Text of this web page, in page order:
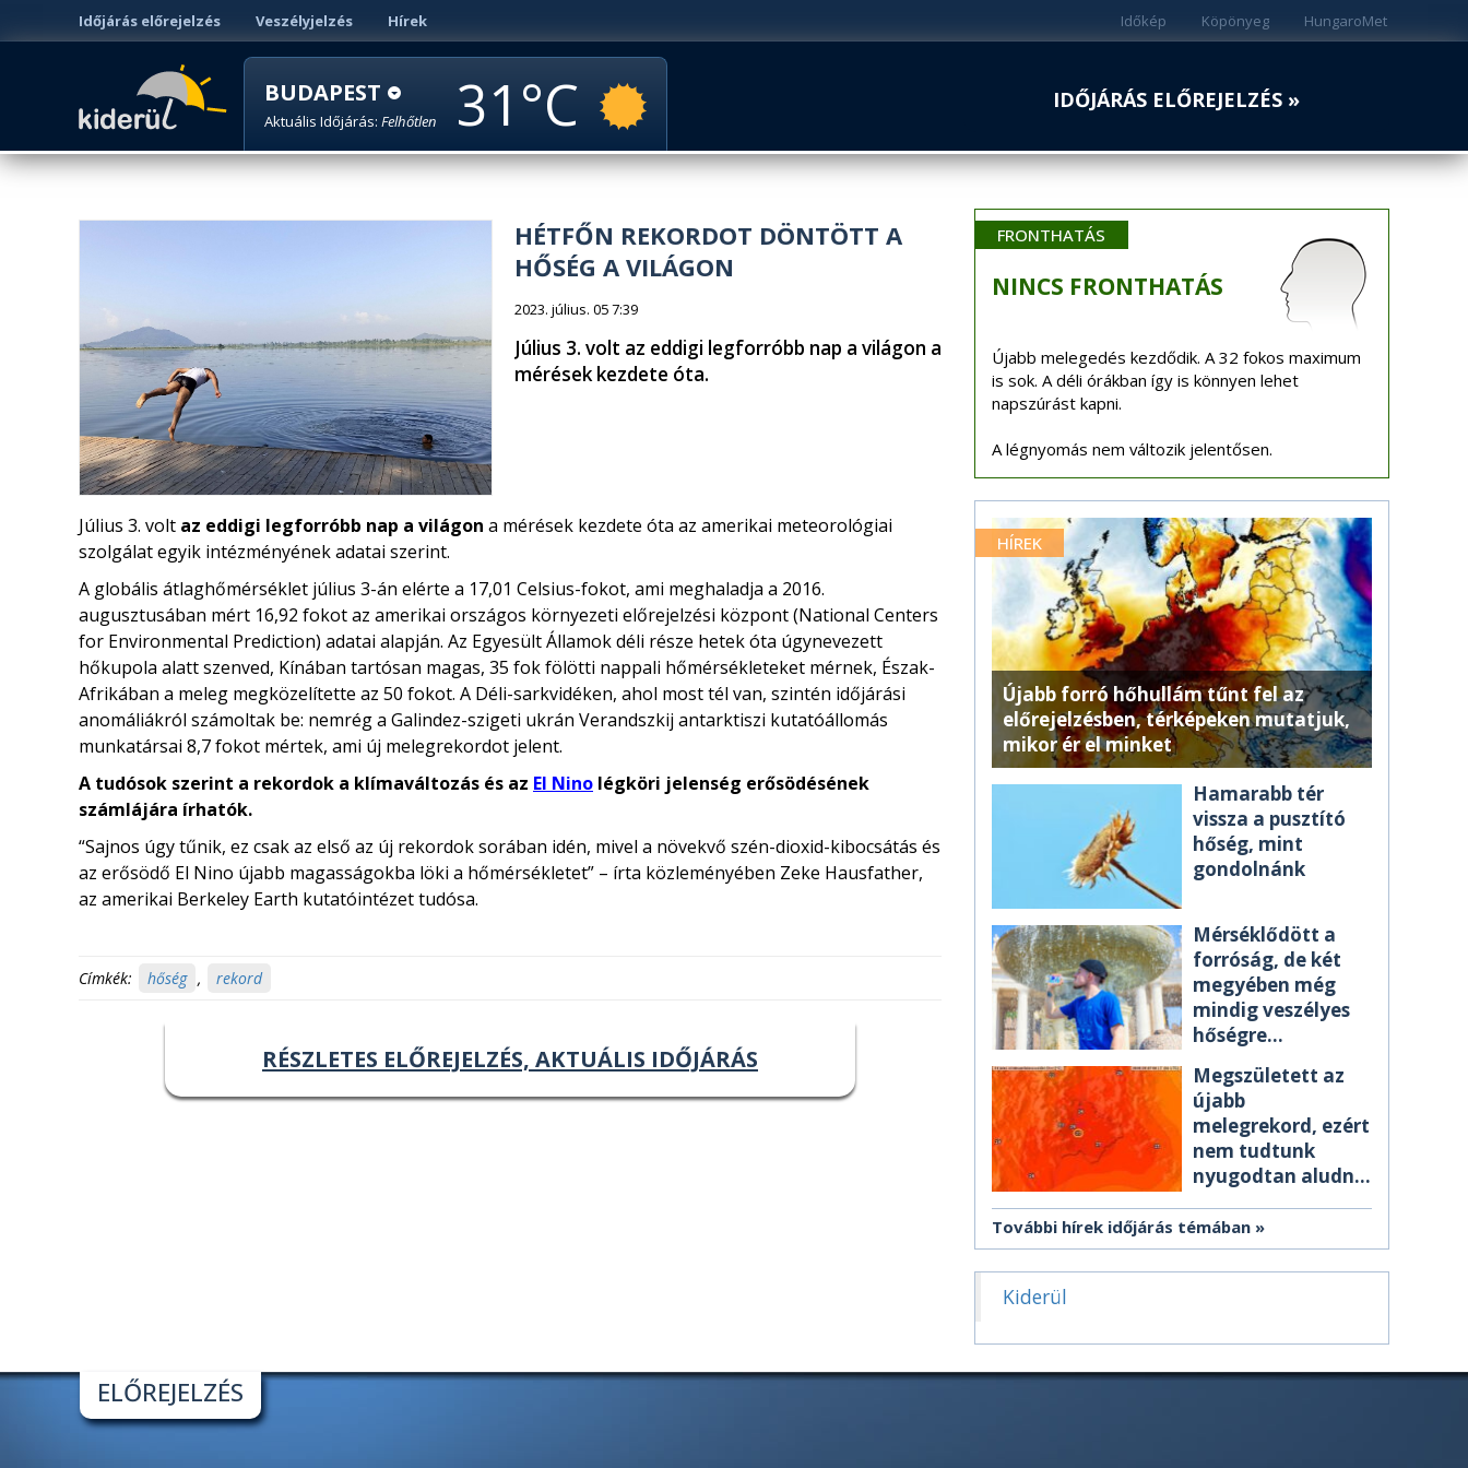
Időjárás előrejelzés Veszélyjelzés Hírek HungaroMet
Köpönyeg
Időkép
BUDAPEST
Aktuális Időjárás: Felhőtlen 31 IDŐJÁRÁS ELŐREJELZÉS »
HÉTFŐN REKORDOT DÖNTÖTT A
HŐSÉG A VILÁGON
2023. július. 05 7:39
Július 3. volt az eddigi legforróbb nap a világon a
mérések kezdete óta.
Július 3. volt az eddigi legforróbb nap a világon a mérések kezdete óta az amerikai meteorológiai
szolgálat egyik intézményének adatai szerint.
A globális átlaghőmérséklet július 3-án elérte a 17,01 Celsius-fokot, ami meghaladja a 2016.
augusztusában mért 16,92 fokot az amerikai országos környezeti előrejelzési központ (National Centers
for Environmental Prediction) adatai alapján. Az Egyesült Államok déli része hetek óta úgynevezett
hőkupola alatt szenved, Kínában tartósan magas, 35 fok fölötti nappali hőmérsékleteket mérnek, Észak-
Afrikában a meleg megközelítette az 50 fokot. A Déli-sarkvidéken, ahol most tél van, szintén időjárási
anomáliákról számoltak be: nemrég a Galindez-szigeti ukrán Verandszkij antarktiszi kutatóállomás
munkatársai 8,7 fokot mértek, ami új melegrekordot jelent.
A tudósok szerint a rekordok a klímaváltozás és az El Nino légköri jelenség erősödésének
számlájára írhatók.
“Sajnos úgy tűnik, ez csak az első az új rekordok sorában idén, mivel a növekvő szén-dioxid-kibocsátás és
az erősödő El Nino újabb magasságokba löki a hőmérsékletet” – írta közleményében Zeke Hausfather,
az amerikai Berkeley Earth kutatóintézet tudósa.
Címkék: hőség , rekord
RÉSZLETES ELŐREJELZÉS, AKTUÁLIS IDŐJÁRÁS
FRONTHATÁS
NINCS FRONTHATÁS
Újabb melegedés kezdődik. A 32 fokos maximum
is sok. A déli órákban így is könnyen lehet
napszúrást kapni.
A légnyomás nem változik jelentősen.
HÍREK
Újabb forró hőhullám tűnt fel az
előrejelzésben, térképeken mutatjuk,
mikor ér el minket
Hamarabb tér
vissza a pusztító
hőség, mint
gondolnánk
Mérséklődött a
forróság, de két
megyében még
mindig veszélyes
hőségre
Megszületett az
újabb
melegrekord, ezért
nem tudtunk
nyugodtan aludni
További hírek időjárás témában
Kiderül
ELŐREJELZÉS